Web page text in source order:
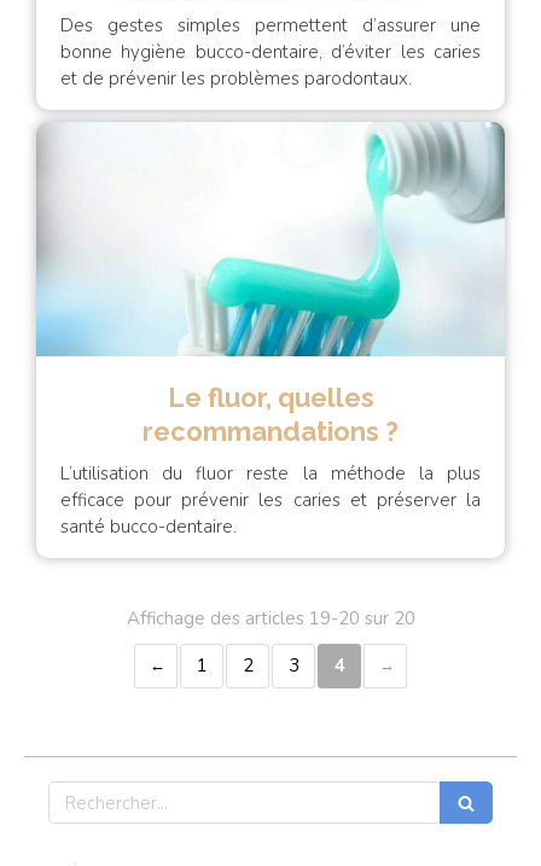
Des gestes simples permettent d’assurer une
bonne hygiène bucco-dentaire, d’éviter les caries
et de prévenir les problèmes parodontaux.
Le fluor, quelles
recommandations ?
L’utilisation du fluor reste la méthode la plus
efficace pour prévenir les caries et préserver la
santé bucco-dentaire.
Affichage des articles 19-20 sur 20
1
2 3 4
Rechercher